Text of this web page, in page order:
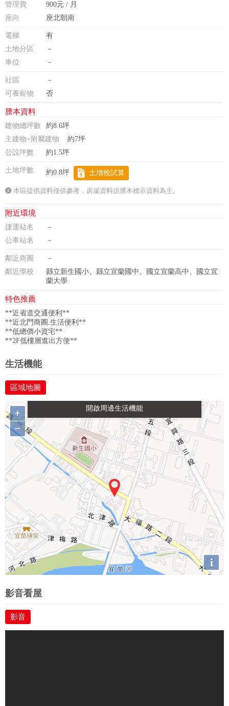
管理費
900元 / 月
座向
座北朝南
電梯
有
土地分區
－
車位
－
社區
－
可養寵物
否
謄本資料
建物總坪數
約8.6坪
主建物+附屬建物
約7坪
公設坪數
約1.5坪
土地坪數 約0.8坪 土增稅試算
本區提供資料僅供參考，房屋資料須謄本標示資料為主。
附近環境
捷運站名
－
公車站名
－
鄰近商圈
－
鄰近學校
縣立新生國小、縣立宜蘭國中、國立宜蘭高中、國立宜
蘭大學
特色推薦
**近省道交通便利**
**近北門商圈.生活便利**
**低總價小資宅**
**2F低樓層進出方便**
生活機能
區域地圖生活購物
+
−
i
影音看屋
影音